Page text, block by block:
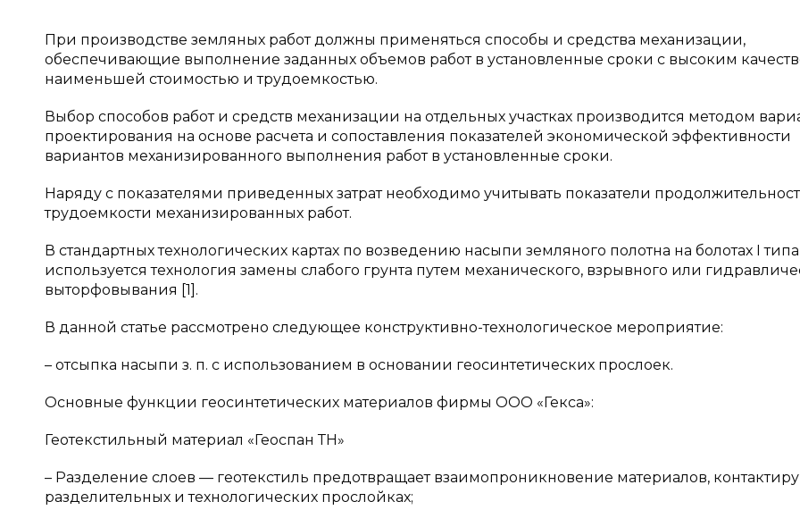
При производстве земляных работ должны применяться способы и средства механизации,
обеспечивающие выполнение заданных объемов работ в установленные сроки с высоким
наименьшей стоимостью и трудоемкостью.
Выбор способов работ и средств механизации на отдельных участках производится методом
проектирования на основе расчета и сопоставления показателей экономической эффективности
вариантов механизированного выполнения работ в установленные сроки.
Наряду с показателями приведенных затрат необходимо учитывать показатели
трудоемкости механизированных работ.
В стандартных технологических картах по возведению насыпи земляного полотна на болотах I типа
используется технология замены слабого грунта путем механического, взрывного или
выторфовывания [1].
В данной статье рассмотрено следующее конструктивно-технологическое мероприятие:
– отсыпка насыпи з. п. с использованием в основании геосинтетических прослоек.
Основные функции геосинтетических материалов фирмы ООО «Гекса»:
Геотекстильный материал «Геоспан ТН»
– Разделение слоев — геотекстиль предотвращает взаимопроникновение материалов,
разделительных и технологических прослойках;